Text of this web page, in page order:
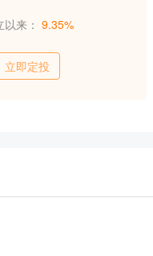
以来： 9.35%
立即定投